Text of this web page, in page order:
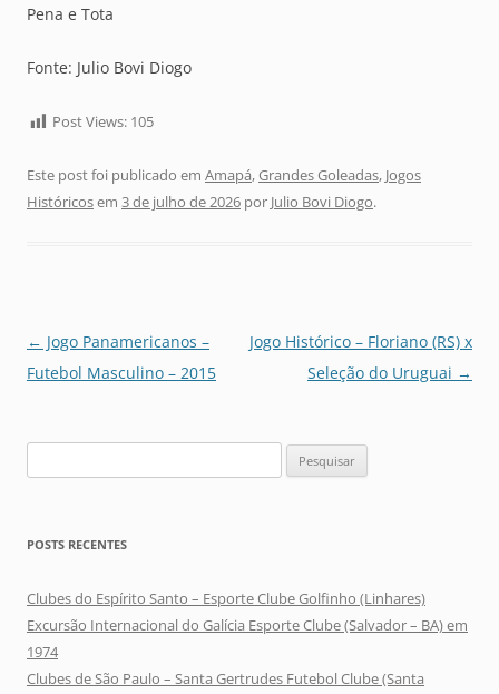
Pena e Tota
Fonte: Julio Bovi Diogo
Post Views: 105
Este post foi publicado em Amapá,Grandes Goleadas, Jogos
Históricosem 3 de julho de 2026 por Julio Bovi Diogo.
Navegação
de
← Jogo Panamericanos –
Futebol Masculino – 2015
Jogo Histórico – Floriano (RS) x
Seleção do Uruguai →
por:
POSTS RECENTES
Clubes do Espírito Santo – Esporte Clube Golfinho (Linhares)
Excursão Internacional do Galícia Esporte Clube (Salvador – BA) em
1974
Clubes de São Paulo – Santa Gertrudes Futebol Clube (Santa